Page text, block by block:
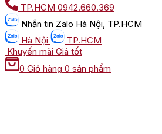
TP.HCM 0942.660.369
Nhắn tin Zalo Hà Nội, TP.HCM
Hà Nội
TP.HCM
Khuyến mãi Giá tốt
0 Giỏ hàng 0 sản phẩm